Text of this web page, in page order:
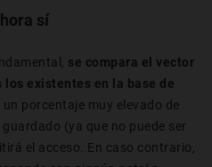
sí
se compara el vector
existentes en la base de
un porcentaje muy elevado de
(ya que no puede ser
el acceso. En caso contrario,